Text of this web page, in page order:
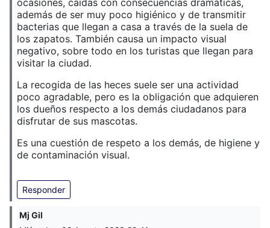
ocasiones, caídas con consecuencias dramáticas,
además de ser muy poco higiénico y de transmitir
bacterias que llegan a casa a través de la suela de
los zapatos. También causa un impacto visual
negativo, sobre todo en los turistas que llegan para
visitar la ciudad.
La recogida de las heces suele ser una actividad
poco agradable, pero es la obligación que adquieren
los dueños respecto a los demás ciudadanos para
disfrutar de sus mascotas.
Es una cuestión de respeto a los demás, de higiene y
de contaminación visual.
Responder
Mj Gil